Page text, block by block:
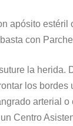
apósito estéril
con
la herida.
los bordes
arterial o
Centro